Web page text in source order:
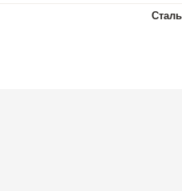
Сталь